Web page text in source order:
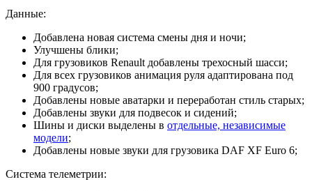
Данные:
Добавлена новая система смены дня и ночи;
Улучшены блики;
Для грузовиков Renault добавлены трехосный шасси;
Для всех грузовиков анимация руля адаптирована под
900 градусов;
Добавлены новые аватарки и переработан стиль старых;
Добавлены звуки для подвесок и сидений;
Шины и диски выделены в отдельные, независимые
модели;
Добавлены новые звуки для грузовика DAF XF Euro 6;
Система телеметрии: